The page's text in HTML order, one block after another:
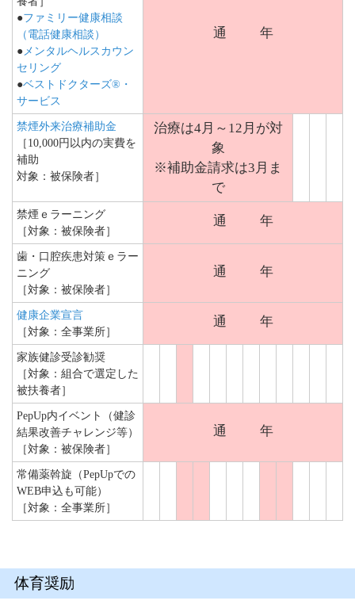
●ファミリー健康相談
（電話健康相談）
● メンタルヘルスカウン
セリング
●ベストドクターズ®・
サービス
通 年
禁煙外来治療補助金
［10,000円以内の実費を
補助
対象：被保険者］
治療は4月～12月が対
象
※補助金請求は3月ま
で
禁煙ｅラーニング
［対象：被保険者］
通 年
歯・口腔疾患対策ｅラー
ニング
［対象：被保険者］
通 年
健康企業宣言
［対象：全事業所］
通 年
家族健診受診勧奨
［対象：組合で選定した
被扶養者］
PepUp内イベント（健診
結果改善チャレンジ等）
［対象：被保険者］
通 年
常備薬斡旋（PepUpでの
WEB申込も可能）
［対象：全事業所］
体育奨励